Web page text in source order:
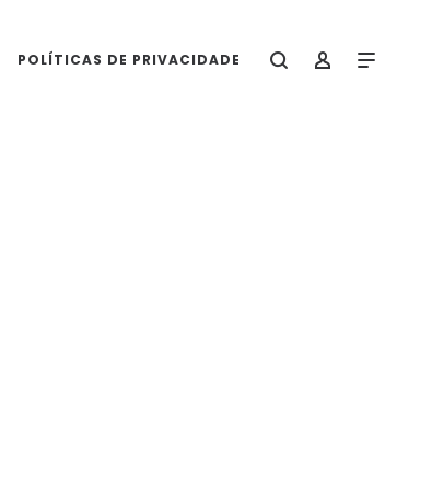
POLÍTICAS DE PRIVACIDADE